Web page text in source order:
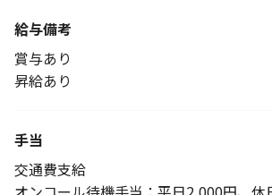
給与備考
賞与あり
昇給あり
手当
交通費支給